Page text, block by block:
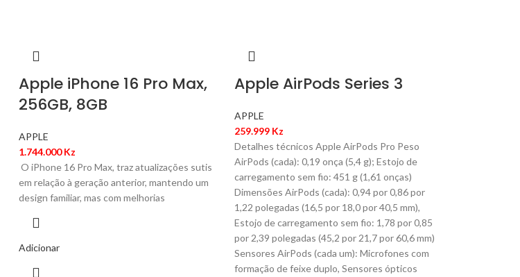
Apple iPhone 16 Pro Max,
256GB, 8GB
APPLE
1.744.000Kz
O iPhone 16 Pro Max, traz atualizações sutis
em relação à geração anterior, mantendo um
design familiar, mas com melhorias
Adicionar
Apple AirPods Series 3
APPLE
259.999 Kz
Detalhes técnicos Apple AirPods Pro Peso
AirPods (cada): 0,19 onça (5,4 g); Estojo de
carregamento sem fio: 451 g (1,61 onças)
Dimensões AirPods (cada): 0,94 por 0,86 por
1,22 polegadas (16,5 por 18,0 por 40,5 mm),
Estojo de carregamento sem fio: 1,78 por 0,85
por 2,39 polegadas (45,2 por 21,7 por 60,6 mm)
Sensores AirPods (cada um): Microfones com
formação de feixe duplo, Sensores ópticos